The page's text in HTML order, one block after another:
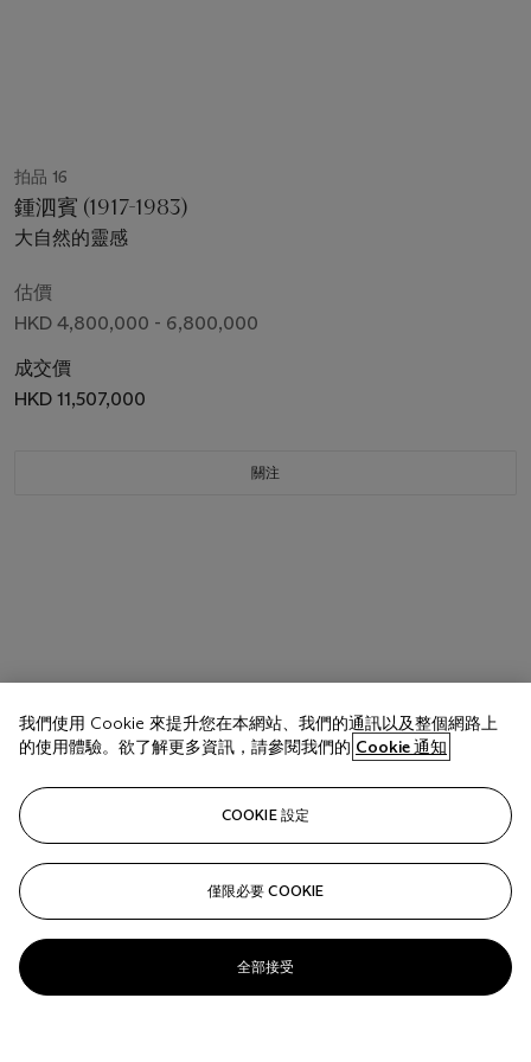
拍品 16
鍾泗賓 (1917-1983)
大自然的靈感
估價
HKD 4,800,000 - 6,800,000
成交價
HKD 11,507,000
關注
我們使用 Cookie 來提升您在本網站、我們的通訊以及整個網路上
的使用體驗。欲了解更多資訊，請參閱我們的 Cookie 通知
COOKIE 設定
僅限必要 COOKIE
全部接受